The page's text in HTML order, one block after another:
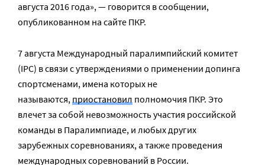
августа 2016 года», — говорится в сообщении,
опубликованном на сайте ПКР.
7 августа Международный паралимпийский комитет
(IPC) в связи с утверждениями о применении допинга
спортсменами, имена которых не
называются,приостановил полномочия ПКР. Это
влечет за собой невозможность участия российской
команды в Паралимпиаде, и любых других
зарубежных соревнованиях, а также проведения
международных соревнований в России.